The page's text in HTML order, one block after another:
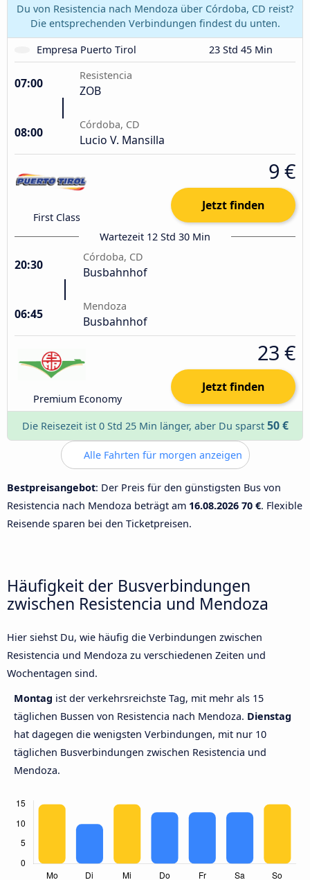
Du von Resistencia nach Mendoza über Córdoba, CD reist?
Die entsprechenden Verbindungen findest du unten.
Empresa Puerto Tirol
23 Std 45 Min
07:00
Resistencia
ZOB
08:00
Córdoba, CD
Lucio V. Mansilla
First Class
9 €
Jetzt finden
Wartezeit 12 Std 30 Min
20:30
Córdoba, CD
Busbahnhof
06:45
Mendoza
Busbahnhof
Premium Economy
23 €
Jetzt finden
Die Reisezeit ist 0 Std 25 Min länger, aber Du sparst 50 €
Alle Fahrten für morgen anzeigen
Bestpreisangebot: Der Preis für den günstigsten Bus von
Resistencia nach Mendoza beträgt am 16.08.2026 70 €. Flexible
Reisende sparen bei den Ticketpreisen.
Häufigkeit der Busverbindungen
zwischen Resistencia und Mendoza
Hier siehst Du, wie häufig die Verbindungen zwischen
Resistencia und Mendoza zu verschiedenen Zeiten und
Wochentagen sind.
Montag ist der verkehrsreichste Tag, mit mehr als 15
täglichen Bussen von Resistencia nach Mendoza. Dienstag
hat dagegen die wenigsten Verbindungen, mit nur 10
täglichen Busverbindungen zwischen Resistencia und
Mendoza.